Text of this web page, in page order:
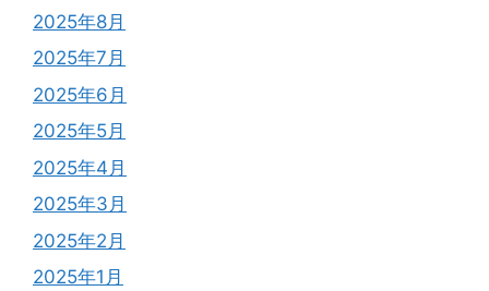
2025年8月
2025年7月
2025年6月
2025年5月
2025年4月
2025年3月
2025年2月
2025年1月